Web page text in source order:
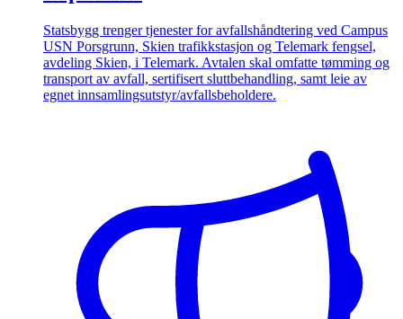
Statsbygg trenger tjenester for avfallshåndtering ved Campus
USN Porsgrunn, Skien trafikkstasjon og Telemark fengsel,
avdeling Skien, i Telemark. Avtalen skal omfatte tømming og
transport av avfall, sertifisert sluttbehandling, samt leie av
egnet innsamlingsutstyr/avfallsbeholdere.